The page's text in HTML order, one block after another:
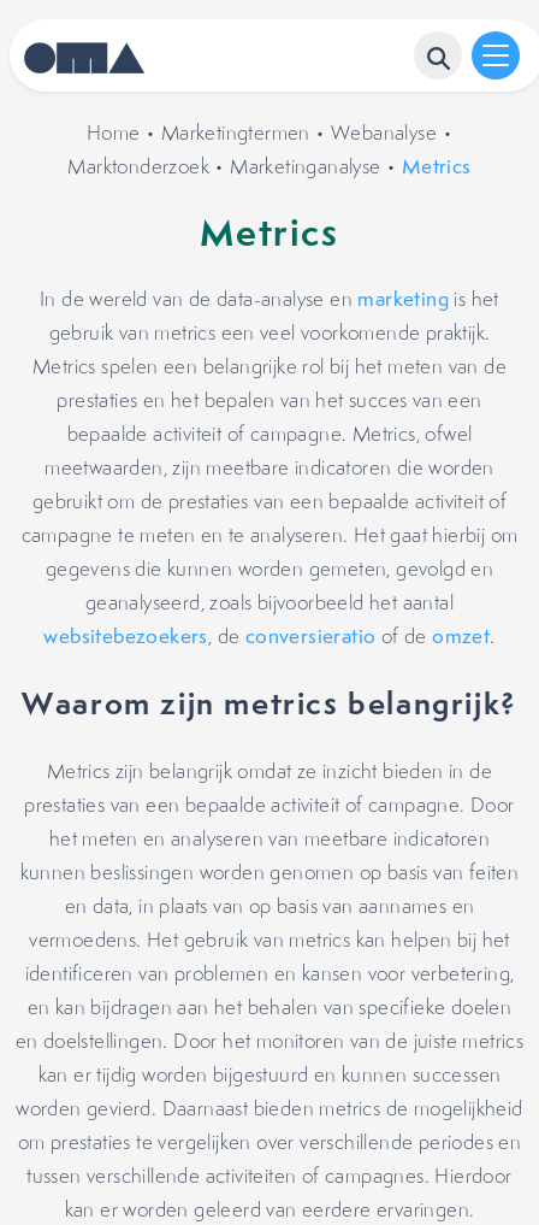
Home • Marketingtermen •Webanalyse •
Marktonderzoek• Marketinganalyse • Metrics
Metrics
In de wereld van de data-analyse en marketing is het
gebruik van metrics een veel voorkomende praktijk.
Metrics spelen een belangrijke rol bij het meten van de
prestaties en het bepalen van het succes van een
bepaalde activiteit of campagne. Metrics, ofwel
meetwaarden, zijn meetbare indicatoren die worden
gebruikt om de prestaties van een bepaalde activiteit of
campagne te meten en te analyseren. Het gaat hierbij om
gegevens die kunnen worden gemeten, gevolgd en
geanalyseerd, zoals bijvoorbeeld het aantal
websitebezoekers, de conversieratio of deomzet.
Waarom zijn metrics belangrijk?
Metrics zijn belangrijk omdat ze inzicht bieden in de
prestaties van een bepaalde activiteit of campagne. Door
het meten en analyseren van meetbare indicatoren
kunnen beslissingen worden genomen op basis van feiten
en data, in plaats van op basis van aannames en
vermoedens. Het gebruik van metrics kan helpen bij het
identificeren van problemen en kansen voor verbetering,
en kan bijdragen aan het behalen van specifieke doelen
en doelstellingen. Door het monitoren van de juiste metrics
kan er tijdig worden bijgestuurd en kunnen successen
worden gevierd. Daarnaast bieden metrics de mogelijkheid
om prestaties te vergelijken over verschillende periodes en
tussen verschillende activiteiten of campagnes. Hierdoor
kan er worden geleerd van eerdere ervaringen.